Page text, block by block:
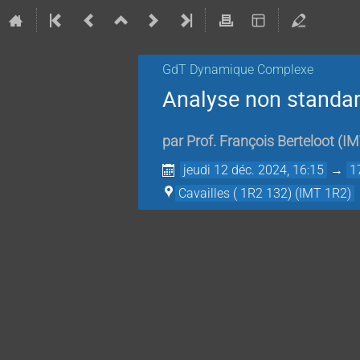
GdT Dynamique Complexe
Analyse non
par Prof. François Berteloot (
jeudi 12 déc. 2024, 16:15 →
Cavailles ( 1R2 132) (IMT 1R2)